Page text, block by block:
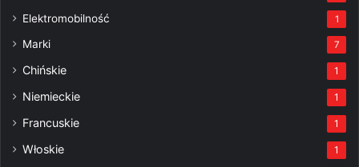
Elektromobilność 1
Marki 7
Chińskie 1
Niemieckie 1
Francuskie 1
Włoskie 1